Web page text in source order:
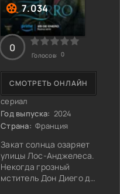
7.034
сериал
Год выпуска: 2024
Страна: Франция
Закат солнца озаряет
улицы Лос-Анджелеса.
Некогда грозный
мститель Дон Диего де
СМОТРЕТЬ ОНЛАЙН
0
Голосов: 0